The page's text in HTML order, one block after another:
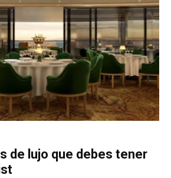
de lujo que debes tener